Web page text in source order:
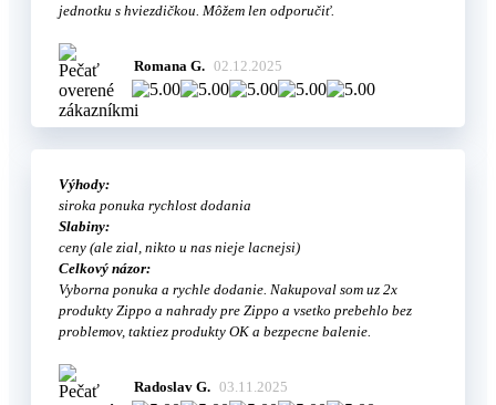
jednotku s hviezdičkou. Môžem len odporučiť.
Romana G. 02.12.2025
Výhody:
siroka ponuka rychlost dodania
Slabiny:
ceny (ale zial, nikto u nas nieje lacnejsi)
Celkový názor:
Vyborna ponuka a rychle dodanie. Nakupoval som uz 2x
produkty Zippo a nahrady pre Zippo a vsetko prebehlo bez
problemov, taktiez produkty OK a bezpecne balenie.
Radoslav G. 03.11.2025